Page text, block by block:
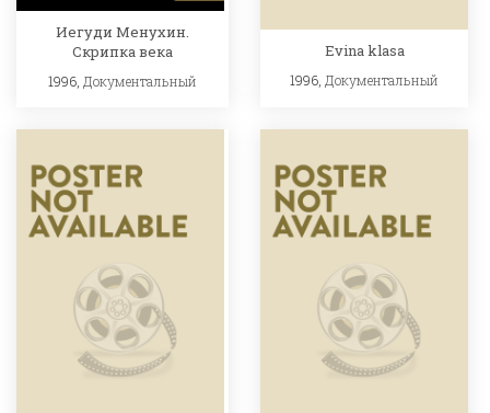
Иегуди Менухин.
Скрипка века
1996, Документальный
Evina klasa
1996, Документальный